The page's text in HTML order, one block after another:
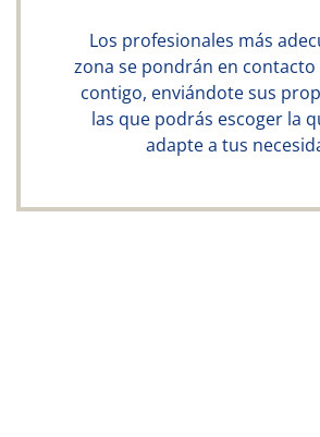
Los profesionales más
zona se pondrán en
contigo, enviándote sus
las que podrás escoger la
adapte a tus